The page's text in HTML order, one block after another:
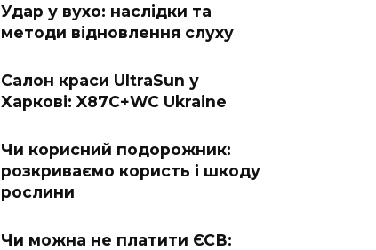
Удар у вухо: наслідки та
методи відновлення слуху
Салон краси UltraSun у
Харкові: X87C+WC Ukraine
Чи корисний подорожник:
розкриваємо користь і шкоду
рослини
Чи можна не платити ЄСВ: